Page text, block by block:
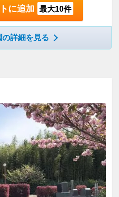
に追加 最大10件
の詳細を見る